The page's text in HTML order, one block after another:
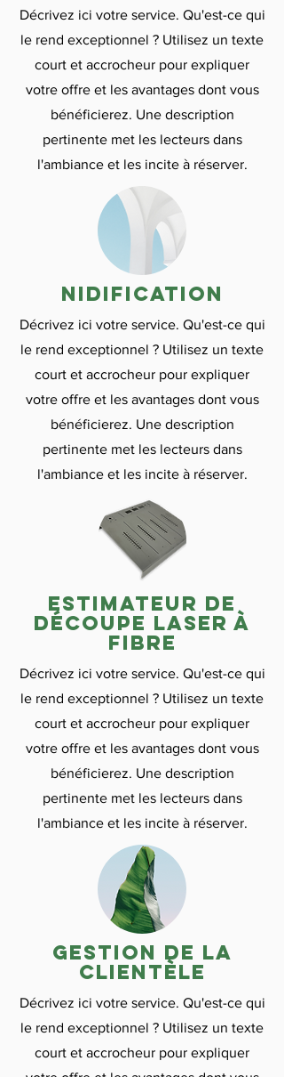
Décrivez ici votre service. Qu'est-ce qui
le rend exceptionnel ? Utilisez un texte
court et accrocheur pour expliquer
votre offre et les avantages dont vous
bénéficierez. Une description
pertinente met les lecteurs dans
l'ambiance et les incite à réserver.
nidification
Décrivez ici votre service. Qu'est-ce qui
le rend exceptionnel ? Utilisez un texte
court et accrocheur pour expliquer
votre offre et les avantages dont vous
bénéficierez. Une description
pertinente met les lecteurs dans
l'ambiance et les incite à réserver.
estimateur de
découpe laser à
fibre
Décrivez ici votre service. Qu'est-ce qui
le rend exceptionnel ? Utilisez un texte
court et accrocheur pour expliquer
votre offre et les avantages dont vous
bénéficierez. Une description
pertinente met les lecteurs dans
l'ambiance et les incite à réserver.
gestion de la
clientèle
Décrivez ici votre service. Qu'est-ce qui
le rend exceptionnel ? Utilisez un texte
court et accrocheur pour expliquer